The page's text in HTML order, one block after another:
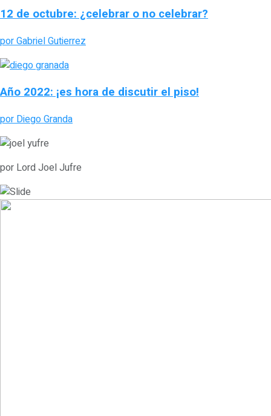
12 de octubre: ¿celebrar o no celebrar?
por Gabriel Gutierrez
Año 2022: ¡es hora de discutir el piso!
por Diego Granda
por Lord Joel Jufre